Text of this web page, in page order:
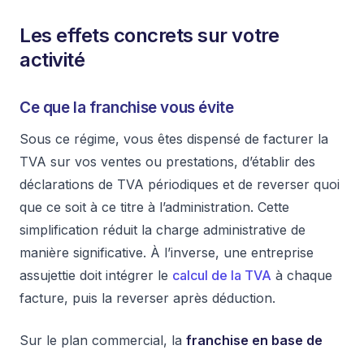
Les effets concrets sur votre
activité
Ce que la franchise vous évite
Sous ce régime, vous êtes dispensé de facturer la
TVA sur vos ventes ou prestations, d’établir des
déclarations de TVA périodiques et de reverser quoi
que ce soit à ce titre à l’administration. Cette
simplification réduit la charge administrative de
manière significative. À l’inverse, une entreprise
assujettie doit intégrer le calcul de la TVA à chaque
facture, puis la reverser après déduction.
Sur le plan commercial, la franchise en base de